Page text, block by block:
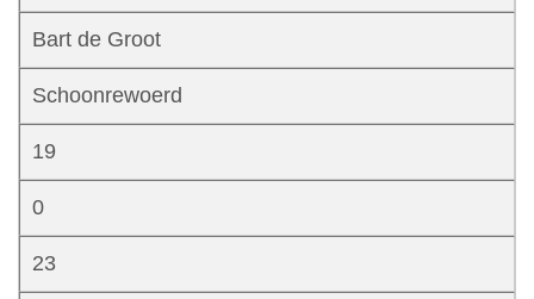
Bart de Groot
Schoonrewoerd
19
0
23